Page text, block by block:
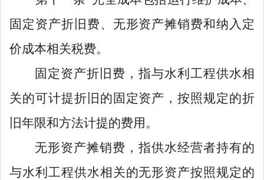
固定资产折旧费、无形资产摊销费和纳入定
价成本相关税费。
固定资产折旧费，指与水利工程供水相
关的可计提折旧的固定资产，按照规定的折
旧年限和方法计提的费用。
无形资产摊销费，指供水经营者持有的
与水利工程供水相关的无形资产按照规定的